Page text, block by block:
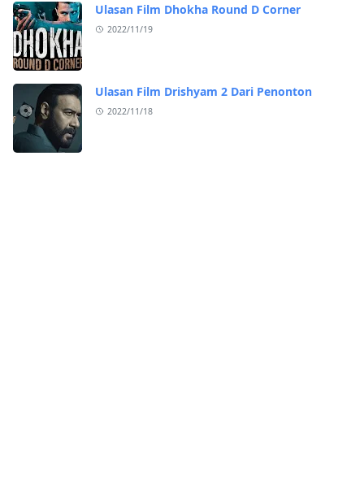
Ulasan Film Dhokha Round D Corner
2022/11/19
Ulasan Film Drishyam 2 Dari Penonton
2022/11/18